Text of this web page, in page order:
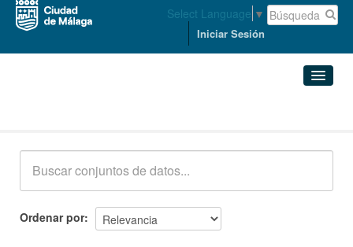
Select Language ▼
Iniciar Sesión
Ordenar por